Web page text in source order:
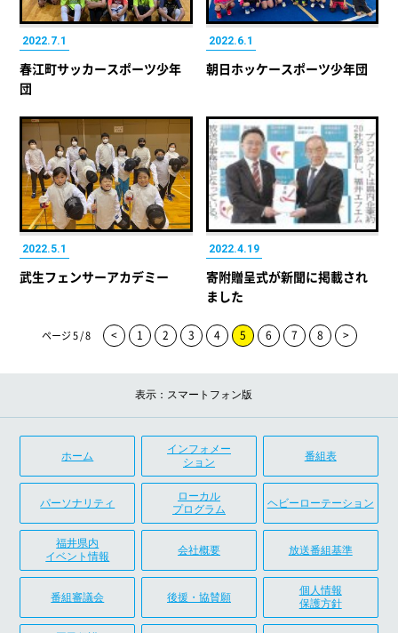
2022.7.1
春江町サッカースポーツ少年
団
2022.6.1
朝日ホッケースポーツ少年団
2022.5.1
武生フェンサーアカデミー
2022.4.19
寄附贈呈式が新聞に掲載され
ました
ページ 5 / 8 < 1 2 3 4 5 6 7 8 >
表示：スマートフォン版
ホーム
インフォメー
ション
番組表
パーソナリティ
ローカル
プログラム
ヘビーローテーション
福井県内
イベント情報
会社概要 放送番組基準
番組審議会 後援・協賛願
個人情報
保護方針